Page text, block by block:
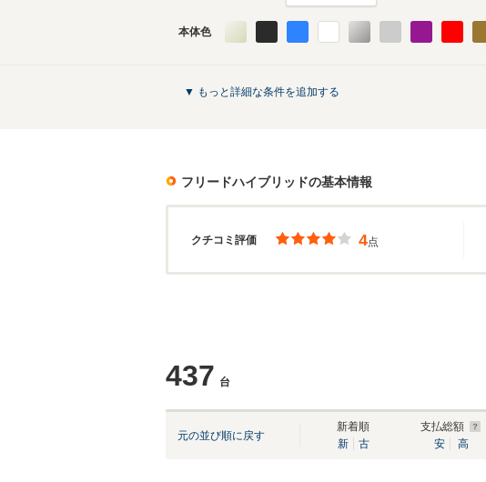
本体色
▼ もっと詳細な条件を追加する
フリードハイブリッドの基本情報
クチコミ評価 4点
437 台
元の並び順に戻す
新着順
新
古
支払総額
安
高